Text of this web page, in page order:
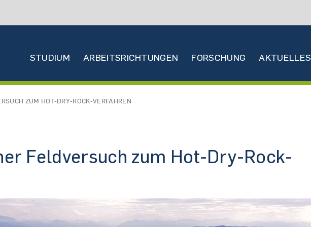
Hauptnavigation
STUDIUM ARBEITSRICHTUNGEN FORSCHUNG AKTUELLES
ZUM HOT-DRY-ROCK-VERFAHREN
Feldversuch zum Hot-Dry-Rock-